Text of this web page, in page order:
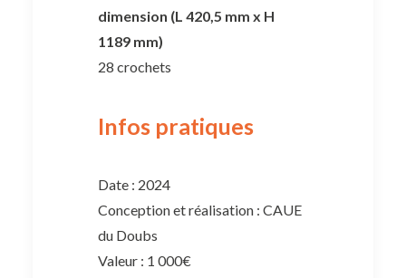
dimension (L 420,5 mm x H
1189 mm)
28 crochets
Infos pratiques
Date : 2024
Conception et réalisation : CAUE
du Doubs
Valeur : 1 000€